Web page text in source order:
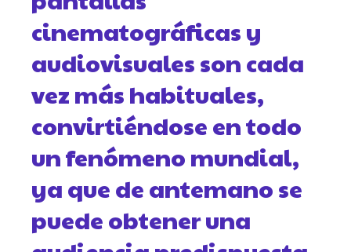
cinematográficas y
audiovisuales son cada
vez más habituales,
convirtiéndose en todo
un fenómeno mundial,
ya que de antemano se
puede obtener una